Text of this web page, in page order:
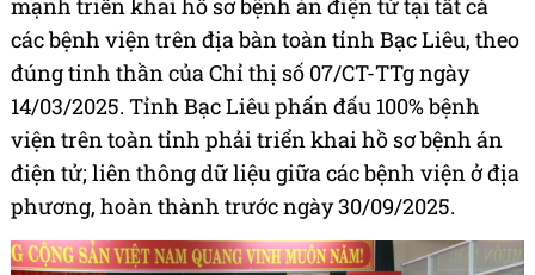
mạnh triển khai hồ sơ bệnh án điện tử tại tất cả
các bệnh viện trên địa bàn toàn tỉnh Bạc Liêu, theo
đúng tinh thần của Chỉ thị số 07/CT-TTg ngày
14/03/2025. Tỉnh Bạc Liêu phấn đấu 100% bệnh
viện trên toàn tỉnh phải triển khai hồ sơ bệnh án
điện tử; liên thông dữ liệu giữa các bệnh viện ở địa
phương, hoàn thành trước ngày 30/09/2025.